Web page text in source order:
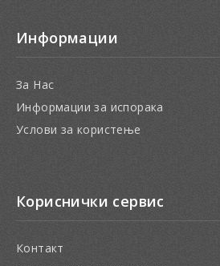
Информации
За Нас
Информации за испорака
Услови за користење
Кориснички сервис
Контакт